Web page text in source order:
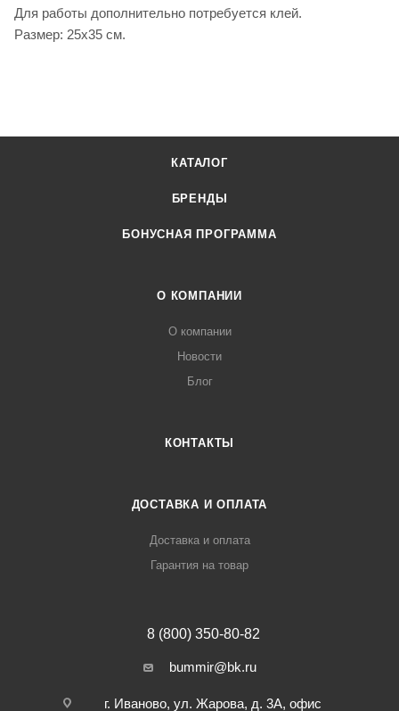
Для работы дополнительно потребуется клей.
Размер: 25x35 см.
КАТАЛОГ
БРЕНДЫ
БОНУСНАЯ ПРОГРАММА
О КОМПАНИИ
О компании
Новости
Блог
КОНТАКТЫ
ДОСТАВКА И ОПЛАТА
Доставка и оплата
Гарантия на товар
8 (800) 350-80-82
bummir@bk.ru
г. Иваново, ул. Жарова, д. 3А, офис